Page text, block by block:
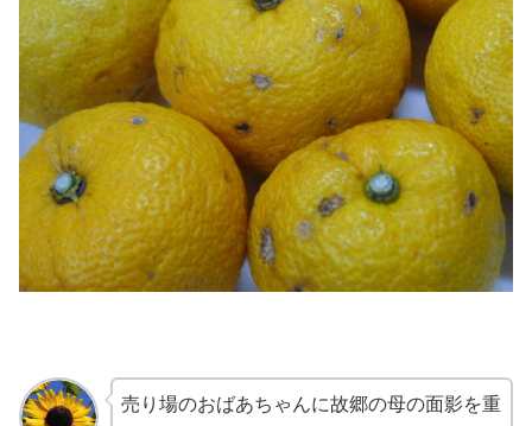
売り場のおばあちゃんに故郷の母の面影を重